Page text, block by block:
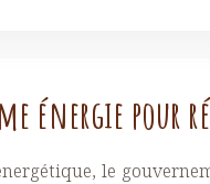
énergie
le